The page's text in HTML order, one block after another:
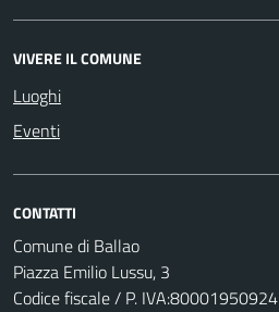
VIVERE IL COMUNE
Luoghi
Eventi
CONTATTI
Comune di Ballao
Piazza Emilio Lussu, 3
Codice fiscale / P. IVA:80001950924